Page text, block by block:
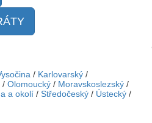
/ Karlovarský /
/ Olomoucký / Moravskoslezský /
a okolí / Středočeský / Ústecký /